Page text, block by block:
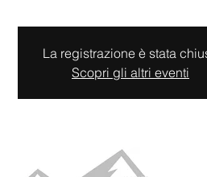
La registrazione è stata
Scopri gli altri eventi